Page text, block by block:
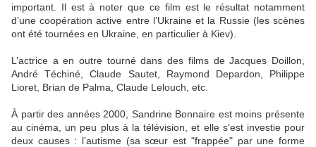
important. Il est à noter que ce film est le résultat notamment
d’une coopération active entre l’Ukraine et la Russie (les scènes
ont été tournées en Ukraine, en particulier à Kiev).
L’actrice a en outre tourné dans des films de Jacques Doillon,
André Téchiné, Claude Sautet, Raymond Depardon, Philippe
Lioret, Brian de Palma, Claude Lelouch, etc.
À partir des années 2000, Sandrine Bonnaire est moins présente
au cinéma, un peu plus à la télévision, et elle s’est investie pour
deux causes : l’autisme (sa sœur est "frappée" par une forme